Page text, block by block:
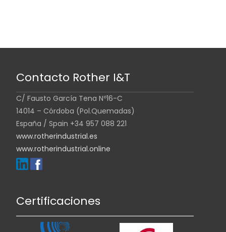
Contacto Rother I&T
C/ Fausto García Tena Nº16-C
14014 – Córdoba (Pol.Quemadas)
España / Spain +34 957 088 221
www.rotherindustrial.es
www.rotherindustrial.online
Certificaciones